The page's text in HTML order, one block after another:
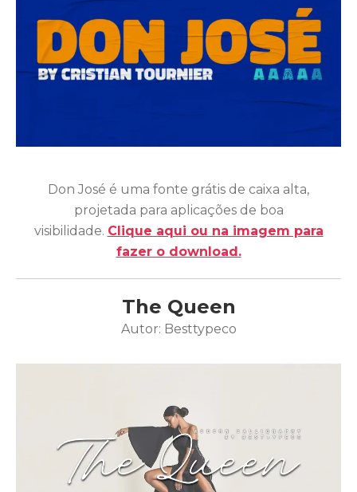
Don José é uma fonte grátis de caixa alta,
projetada para aplicações de boa
visibilidade. Clique aqui ou na imagem para
fazer o download.
The Queen
Autor: Besttypeco